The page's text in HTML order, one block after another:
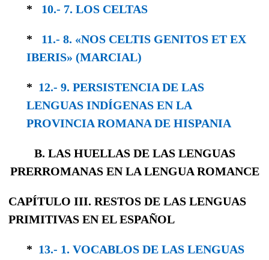
* 10.- 7. LOS CELTAS
* 11.- 8. «NOS CELTIS GENITOS ET EX
IBERIS» (MARCIAL)
* 12.- 9. PERSISTENCIA DE LAS
LENGUAS IN­DÍGENAS EN LA
PROVINCIA ROMANA DE HISPANIA
B. LAS HUELLAS DE LAS LENGUAS
PRERROMANAS EN LA LENGUA ROMANCE
CAPÍTULO III. RESTOS DE LAS LENGUAS
PRIMITIVAS EN EL ESPAÑOL
* 13.- 1. VOCABLOS DE LAS LENGUAS